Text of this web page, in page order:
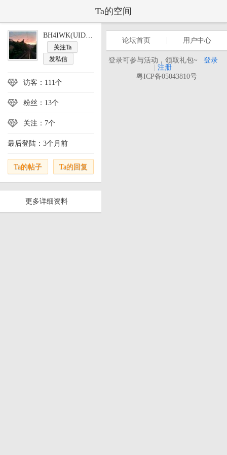
Ta的空间
BH4IWK(UID:123355)
关注Ta
发私信
访客：111个
粉丝：13个
关注：7个
最后登陆：3个月前
Ta的帖子 Ta的回复
更多详细资料
论坛首页 用户中心
登录可参与活动，领取礼包~
登录
注册
粤ICP备05043810号